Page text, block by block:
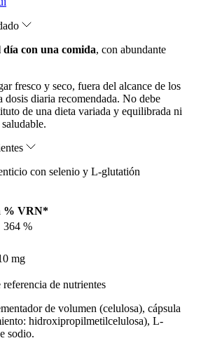
día con una comida, con abundante
fresco y seco, fuera del alcance de los
dosis diaria recomendada. No debe
de una dieta variada y equilibrada ni
con selenio y L-glutatión
% VRN*
364 %
mg
de nutrientes
de volumen (celulosa), cápsula
hidroxipropilmetilcelulosa), L-
sodio.